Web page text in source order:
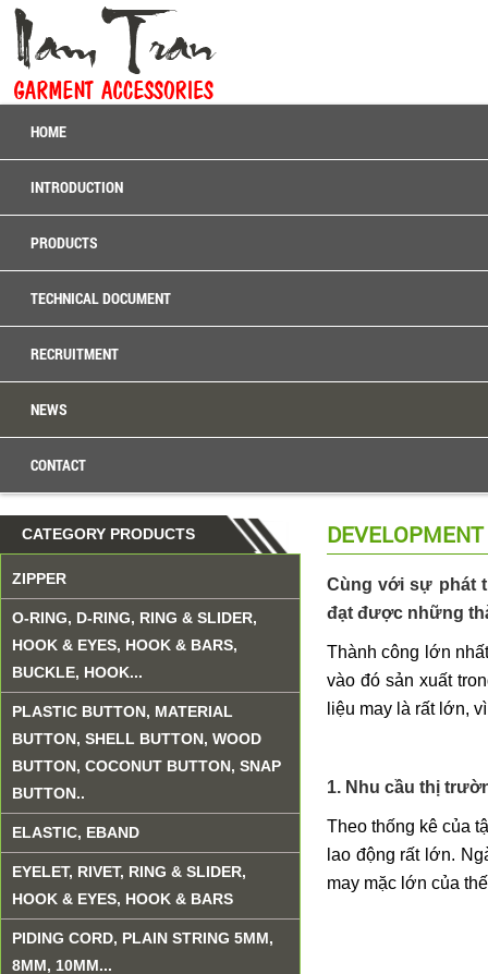
HOME
INTRODUCTION
PRODUCTS
TECHNICAL DOCUMENT
RECRUITMENT
NEWS
CONTACT
CATEGORY PRODUCTS
ZIPPER
O-RING, D-RING, RING & SLIDER,
HOOK & EYES, HOOK & BARS,
BUCKLE, HOOK...
PLASTIC BUTTON, MATERIAL
BUTTON, SHELL BUTTON, WOOD
BUTTON, COCONUT BUTTON, SNAP
BUTTON..
ELASTIC, EBAND
EYELET, RIVET, RING & SLIDER,
HOOK & EYES, HOOK & BARS
PIDING CORD, PLAIN STRING 5MM,
8MM, 10MM...
Cùng với sự phát
đạt được những
Thành công lớn
vào đó sản xuất
liệu may là rất lớn,
1. Nhu cầu thị
Theo thống kê của
lao động rất lớn.
may mặc lớn của